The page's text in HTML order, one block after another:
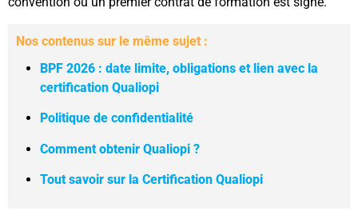
Nos contenus sur le même sujet :
BPF 2026 : date limite, obligations et lien avec la
certification Qualiopi
Politique de confidentialité
Comment obtenir Qualiopi ?
Tout savoir sur la Certification Qualiopi